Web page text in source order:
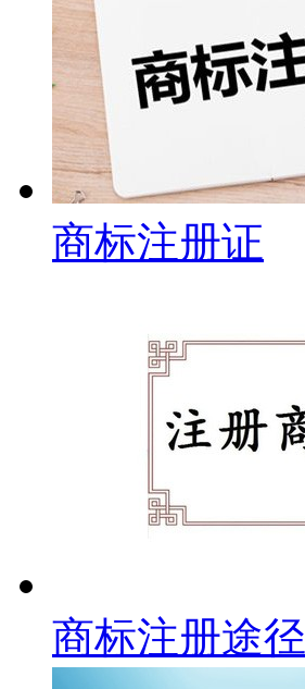
商标注册证
商标注册途径